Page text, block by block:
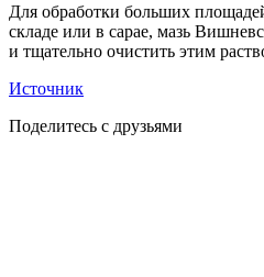
Для обработки больших
складе или в сарае, мазь
и тщательно очистить этим
Источник
Поделитесь с друзьями